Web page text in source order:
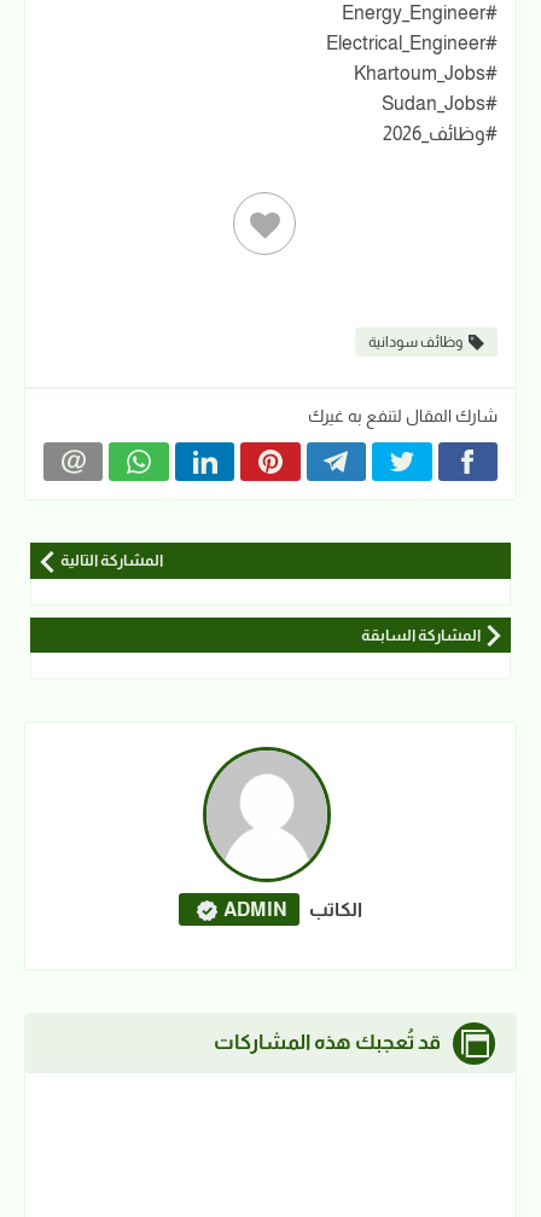
#Energy_Engineer
#Electrical_Engineer
#Khartoum_Jobs
#Sudan_Jobs
#وظائف_2026
وظائف سودانية
شارك المقال لتنفع به غيرك
المشاركة التالية
المشاركة السابقة
الكاتب ADMIN
قد تُعجبك هذه المشاركات